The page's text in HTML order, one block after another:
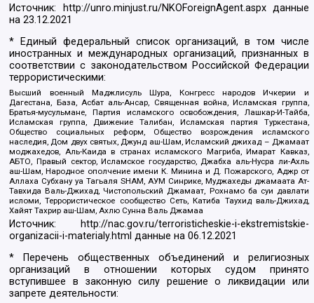
Источник: http://unro.minjust.ru/NKOForeignAgent.aspxданные
на23.12.2021
* Единый федеральный список организаций, в том числе
иностранных и международных организаций, признанных в
соответствии с законодательством Российской Федерации
террористическими:
Высший военный Маджлисуль Шура, Конгресс народов Ичкерии и
Дагестана, База, Асбат аль-Ансар, Священная война, Исламская группа,
Братья-мусульмане, Партия исламского освобождения, Лашкар-И-Тайба,
Исламская группа, Движение Талибан, Исламская партия Туркестана,
Общество социальных реформ, Общество возрождения исламского
наследия, Дом двух святых, Джунд аш-Шам, Исламский джихад – Джамаат
моджахедов, Аль-Каида в странах исламского Магриба, Имарат Кавказ,
АБТО, Правый сектор, Исламское государство, Джабха аль-Нусра ли-Ахль
аш-Шам, Народное ополчение имени К. Минина и Д. Пожарского, Аджр от
Аллаха Субхану уа Тагьаля SHAM, АУМ Синрике, Муджахеды джамаата Ат-
Тавхида Валь-Джихад, Чистопольский Джамаат, Рохнамо ба суи давлати
исломи, Террористическое сообщество Сеть, Катиба Таухид валь-Джихад,
Хайят Тахрир аш-Шам, Ахлю Сунна Валь Джамаа
Источник:
http://nac.gov.ru/terroristicheskie-i-ekstremistskie-
organizacii-i-materialy.html данные на06.12.2021
* Перечень общественных объединений и религиозных
организаций в отношении которых судом принято
вступившее в законную силу решение о ликвидации или
запрете деятельности: